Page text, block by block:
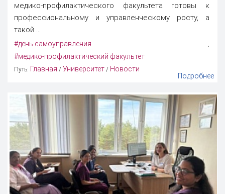
медико-профилактического факультета готовы к
профессиональному и управленческому росту, а
такой ...
#день самоуправления ,
#медико-профилактический факультет
Путь: Главная / Университет / Новости
Подробнее